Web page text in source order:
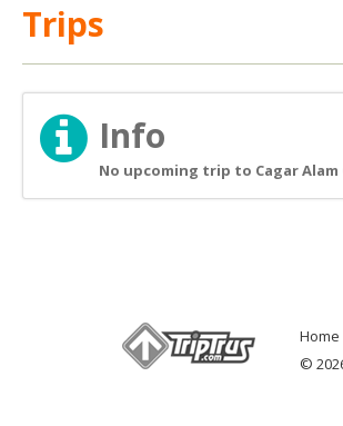
Trips
Info
No upcoming trip to Cagar
Home
©